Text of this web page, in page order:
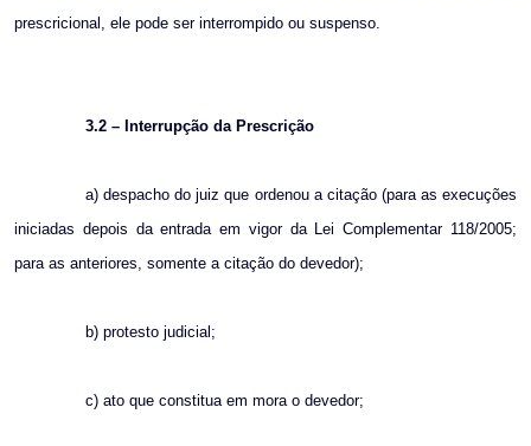
prescricional, ele pode ser interrompido ou suspenso.
3.2 – Interrupção da Prescrição
a) despacho do juiz que ordenou a citação (para as execuções
iniciadas depois da entrada em vigor da Lei Complementar 118/2005;
para as anteriores, somente a citação do devedor);
b) protesto judicial;
c) ato que constitua em mora o devedor;